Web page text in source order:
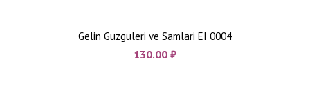
Gelin Guzguleri ve Samlari EI 0004
130.00 ₼